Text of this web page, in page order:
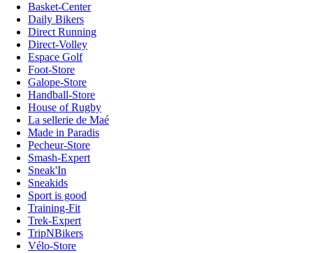
Basket-Center
Daily Bikers
Direct Running
Direct-Volley
Espace Golf
Foot-Store
Galope-Store
Handball-Store
House of Rugby
La sellerie de Maé
Made in Paradis
Pecheur-Store
Smash-Expert
Sneak'In
Sneakids
Sport is good
Training-Fit
Trek-Expert
TripNBikers
Vélo-Store